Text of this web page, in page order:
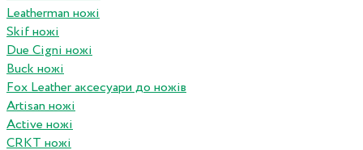
Leatherman ножі
Skif ножі
Due Cigni ножі
Buck ножі
Fox Leather аксесуари до ножів
Artisan ножі
Active ножі
CRKT ножі